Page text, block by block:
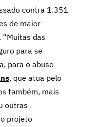
contra 1.351
de maior
das
para se
para o abuso
, que atua pelo
também, mais
outras
projeto